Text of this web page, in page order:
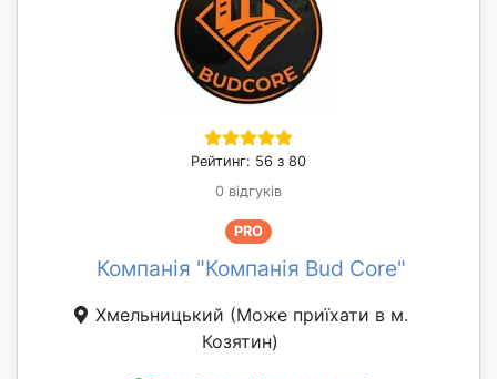
Рейтинг: 56 з 80
0 відгуків
PRO
Компанія "Компанія Bud Core"
Хмельницький (Може приїхати в м.
Козятин)